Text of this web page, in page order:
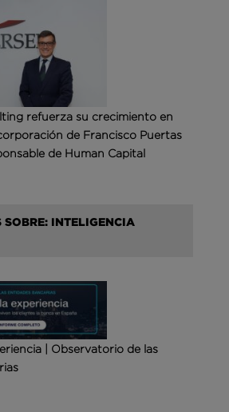
refuerza su crecimiento en
de Francisco Puertas
de Human Capital
SOBRE: INTELIGENCIA
| Observatorio de las